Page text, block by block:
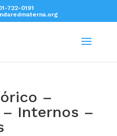
722-0191
–
Internos –